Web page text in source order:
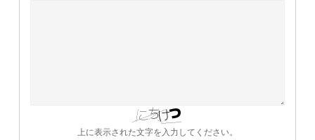
上に表示された文字を入力してください。